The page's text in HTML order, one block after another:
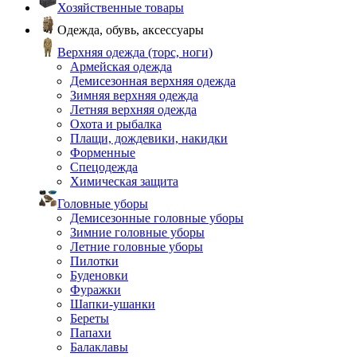
Хозяйственные товары
Одежда, обувь, аксессуары
Верхняя одежда (торс, ноги)
Армейская одежда
Демисезонная верхняя одежда
Зимняя верхняя одежда
Летняя верхняя одежда
Охота и рыбалка
Плащи, дождевики, накидки
Форменные
Спецодежда
Химическая защита
Головные уборы
Демисезонные головные уборы
Зимние головные уборы
Летние головные уборы
Пилотки
Буденовки
Фуражки
Шапки-ушанки
Береты
Папахи
Балаклавы